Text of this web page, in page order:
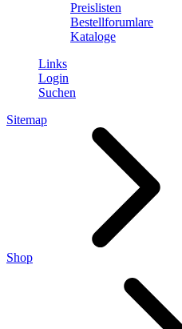
Preislisten
Bestellforumlare
Kataloge
Links
Login
Suchen
Sitemap
Shop